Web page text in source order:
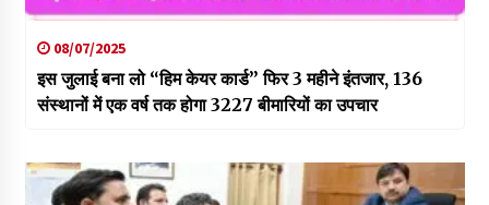
08/07/2025
इस जुलाई बना लो “हिम केयर कार्ड” फिर 3 महीने इंतजार, 136
संस्थानों में एक वर्ष तक होगा 3227 बीमारियों का उपचार